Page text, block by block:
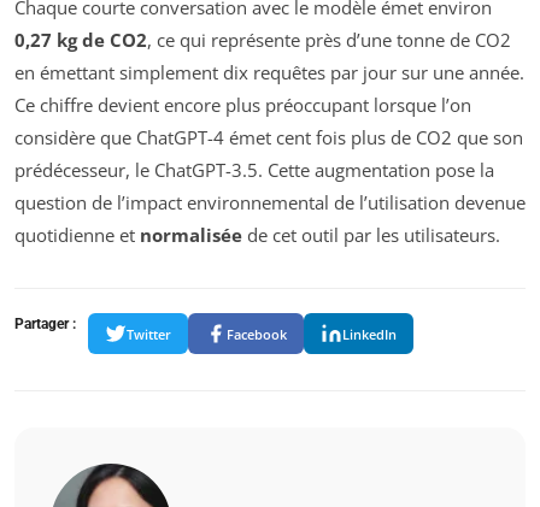
Chaque courte conversation avec le modèle émet environ
0,27 kg de CO2, ce qui représente près d’une tonne de CO2
en émettant simplement dix requêtes par jour sur une année.
Ce chiffre devient encore plus préoccupant lorsque l’on
considère que ChatGPT-4 émet cent fois plus de CO2 que son
prédécesseur, le ChatGPT-3.5. Cette augmentation pose la
question de l’impact environnemental de l’utilisation devenue
quotidienne et normalisée de cet outil par les utilisateurs.
Partager :
Twitter Facebook LinkedIn